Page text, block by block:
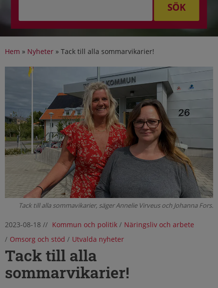
SÖK
Hem » Nyheter » Tack till alla sommarvikarier!
Tack till alla sommavikarier, säger Annelie Virveus och Johanna Fors.
2023-08-18 // Kommun och politik/ Näringsliv och arbete
/ Omsorg och stöd / Utvalda nyheter
Tack till alla
sommarvikarier!